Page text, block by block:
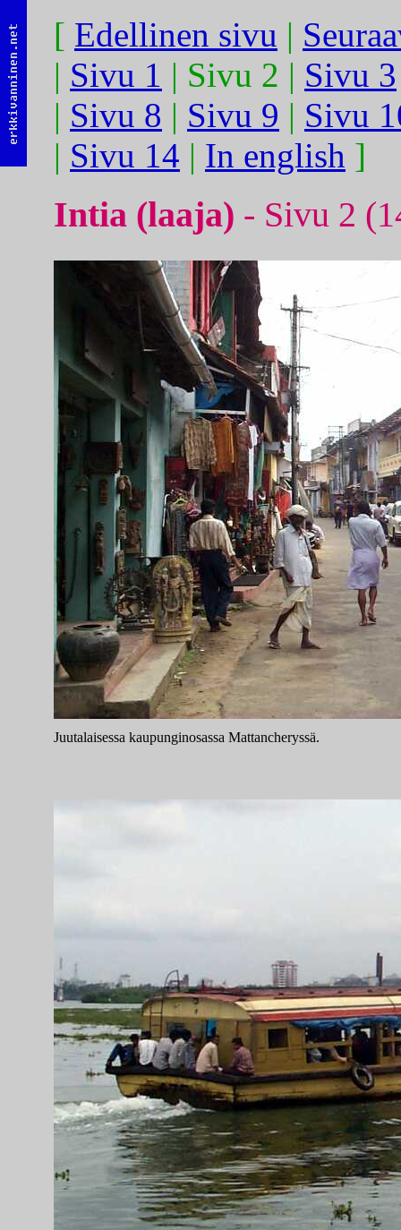
[ Edellinen sivu |
| Sivu 1 | Sivu 2 | Sivu 3
| Sivu 8 | Sivu 9 | Sivu
| Sivu 14 | In english ]
Intia (laaja) - Sivu 2
Juutalaisessa kaupunginosassa Mattancheryssä.